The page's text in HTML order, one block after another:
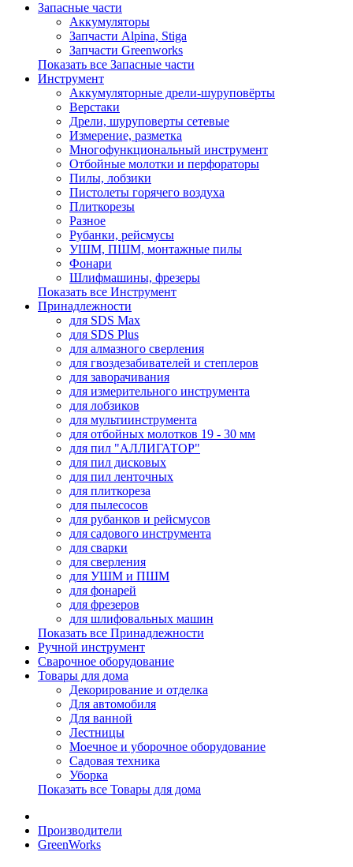
Запасные части
Аккумуляторы
Запчасти Alpina, Stiga
Запчасти Greenworks
Показать все Запасные части
Инструмент
Аккумуляторные дрели-шуруповёрты
Верстаки
Дрели, шуруповерты сетевые
Измерение, разметка
Многофункциональный инструмент
Отбойные молотки и перфораторы
Пилы, лобзики
Пистолеты горячего воздуха
Плиткорезы
Разное
Рубанки, рейсмусы
УШМ, ПШМ, монтажные пилы
Фонари
Шлифмашины, фрезеры
Показать все Инструмент
Принадлежности
для SDS Max
для SDS Plus
для алмазного сверления
для гвоздезабивателей и степлеров
для заворачивания
для измерительного инструмента
для лобзиков
для мультиинструмента
для отбойных молотков 19 - 30 мм
для пил "АЛЛИГАТОР"
для пил дисковых
для пил ленточных
для плиткореза
для пылесосов
для рубанков и рейсмусов
для садового инструмента
для сварки
для сверления
для УШМ и ПШМ
для фонарей
для фрезеров
для шлифовальных машин
Показать все Принадлежности
Ручной инструмент
Сварочное оборудование
Товары для дома
Декорирование и отделка
Для автомобиля
Для ванной
Лестницы
Моечное и уборочное оборудование
Садовая техника
Уборка
Показать все Товары для дома
Производители
GreenWorks